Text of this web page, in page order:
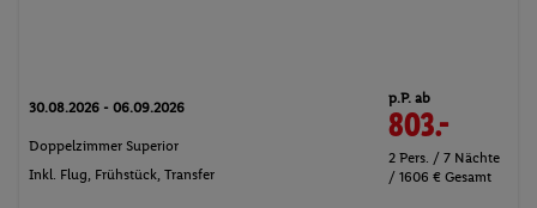
30.08.2026 - 06.09.2026
Doppelzimmer Superior
Inkl. Flug, Frühstück , Transfer
p.P. ab
803.-
2 Pers. / 7 Nächte
/ 1606 € Gesamt